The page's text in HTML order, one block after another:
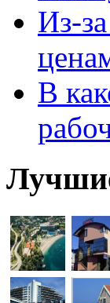
Из-
В